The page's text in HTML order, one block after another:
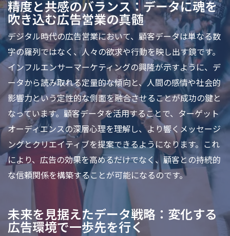
精度と共感のバランス：データに魂を
吹き込む広告営業の真髄
デジタル時代の広告営業において、顧客データは単なる数
字の羅列ではなく、人々の欲求や行動を映し出す鏡です。
インフルエンサーマーケティングの興隆が示すように、デ
ータから読み取れる定量的な傾向と、人間の感情や社会的
影響力という定性的な側面を融合させることが成功の鍵と
なっています。顧客データを活用することで、ターゲット
オーディエンスの深層心理を理解し、より響くメッセージ
ングとクリエイティブを提案できるようになります。これ
により、広告の効果を高めるだけでなく、顧客との持続的
な信頼関係を構築することが可能になるのです。
未来を見据えたデータ戦略：変化する
広告環境で一歩先を行く